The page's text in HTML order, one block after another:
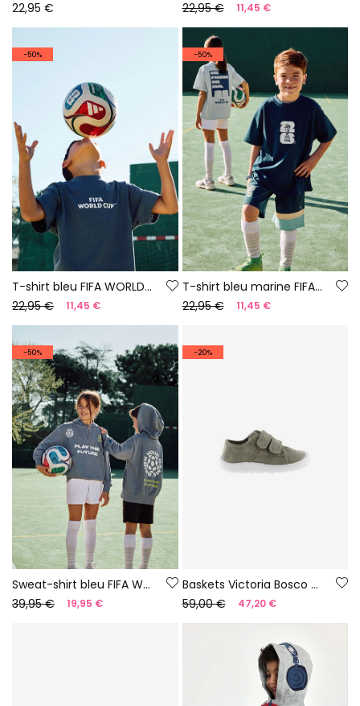
22,95 € 22,95 € 11,45 €
-50%
T-shirt bleu FIFA WORLD CUP 2026© X Boboli
22,95 €
11,45 €
-50%
T-shirt bleu marine FIFA WORLD CUP 2026© X Boboli
22,95 €
11,45 €
-50%
Sweat-shirt bleu FIFA WORLD CUP 2026© X Boboli
39,95 €
19,95 €
-20%
Baskets Victoria Bosco barefoot en toile couleur aloe
59,00 €
47,20 €